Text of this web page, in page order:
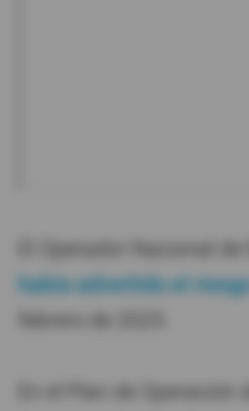
El Operador Nacional
había advertido el
En el Plan de